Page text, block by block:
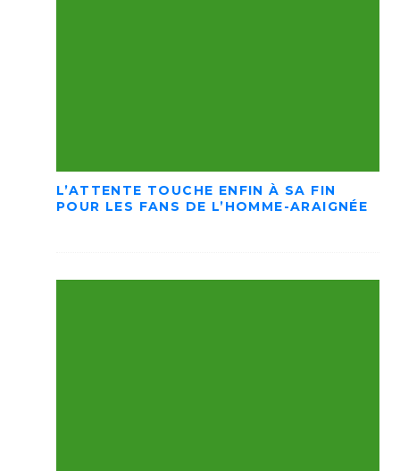
L’ATTENTE TOUCHE ENFIN À SA FIN
POUR LES FANS DE L’HOMME-ARAIGNÉE